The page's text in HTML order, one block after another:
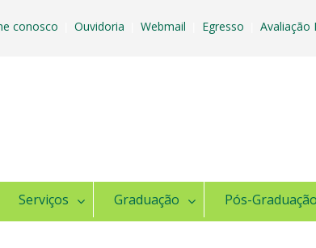
conosco Ouvidoria Webmail Egresso Avaliação
Serviços Graduação Pós-Graduação